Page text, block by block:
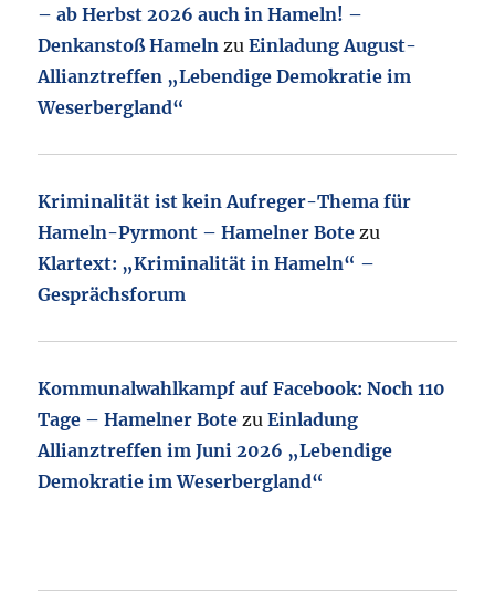
– ab Herbst 2026 auch in Hameln! –
Denkanstoß Hameln zuEinladung August-
Allianztreffen „Lebendige Demokratie im
Weserbergland“
Kriminalität ist kein Aufreger-Thema für
Hameln-Pyrmont – Hamelner Bote zu
Klartext: „Kriminalität in Hameln“ –
Gesprächsforum
Kommunalwahlkampf auf Facebook: Noch 110
Tage – Hamelner Bote zuEinladung
Allianztreffen im Juni 2026 „Lebendige
Demokratie im Weserbergland“